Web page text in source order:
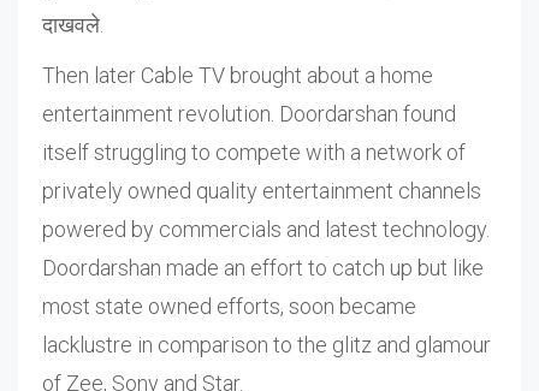
दाखवले.
Then later Cable TV brought about a home
entertainment revolution. Doordarshan found
itself struggling to compete with a network of
privately owned quality entertainment channels
powered by commercials and latest technology.
Doordarshan made an effort to catch up but like
most state owned efforts, soon became
lacklustre in comparison to the glitz and glamour
of Zee, Sony and Star.